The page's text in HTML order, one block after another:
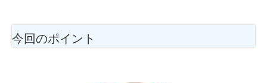
今回のポイント